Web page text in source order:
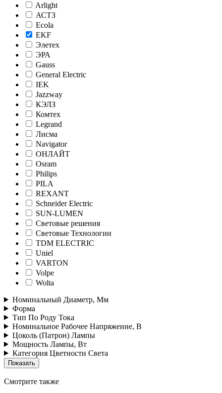
Arlight
АСТЗ
Ecola
EKF
Элетех
ЭРА
Gauss
General Electric
IEK
Jazzway
КЭЛЗ
Комтех
Legrand
Лисма
Navigator
ОНЛАЙТ
Osram
Philips
PILA
REXANT
Schneider Electric
SUN-LUMEN
Световые решения
Световые Технологии
TDM ELECTRIC
Uniel
VARTON
Volpe
Wolta
Номинальный Диаметр, Мм
Форма
Тип По Роду Тока
Номинальное Рабочее Напряжение, В
Цоколь (Патрон) Лампы
Мощность Лампы, Вт
Категория Цветности Света
Смотрите также